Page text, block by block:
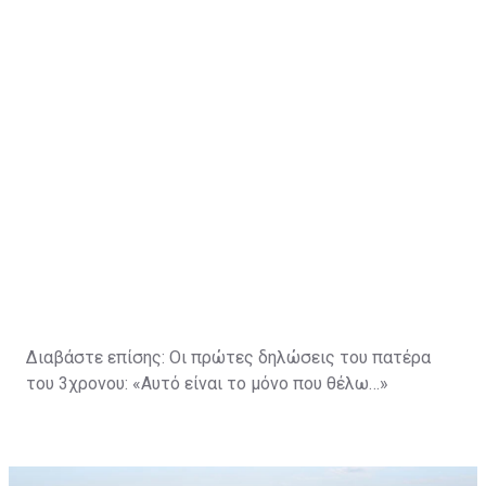
Διαβάστε επίσης: Οι πρώτες δηλώσεις του πατέρα
του 3χρονου: «Αυτό είναι το μόνο που θέλω…»